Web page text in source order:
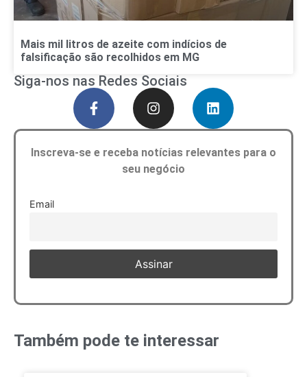
Mais mil litros de azeite com indícios de
falsificação são recolhidos em MG
Siga-nos nas Redes Sociais
Inscreva-se e receba notícias relevantes para o
seu negócio
Email
Também pode te interessar